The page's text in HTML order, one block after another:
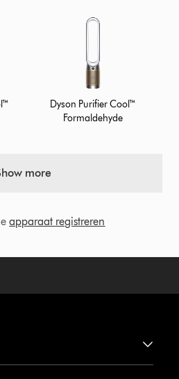
Dyson Purifier Cool™
Formaldehyde
more
apparaat registreren